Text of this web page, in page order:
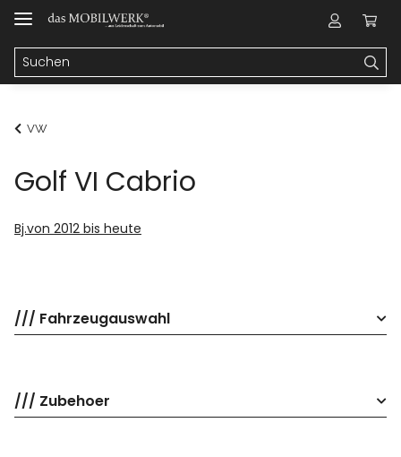
VW
Golf VI Cabrio
Bj.von 2012 bis heute
/// Fahrzeugauswahl
/// Zubehoer